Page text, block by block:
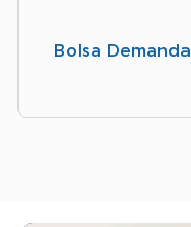
Bolsa